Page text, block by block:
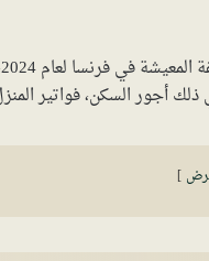
ذلك أجور السكن، فواتير